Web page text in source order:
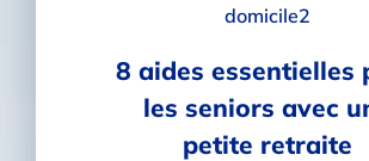
8 aides essentielles
les seniors avec
petite retraite